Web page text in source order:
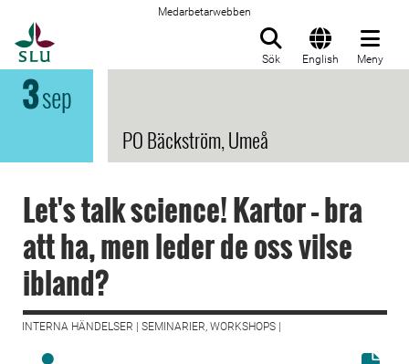
Medarbetarwebben
Sök English Meny
3sep
PO Bäckström, Umeå
Let's talk science! Kartor – bra
att ha, men leder de oss vilse
ibland?
INTERNA HÄNDELSER | SEMINARIER, WORKSHOPS |